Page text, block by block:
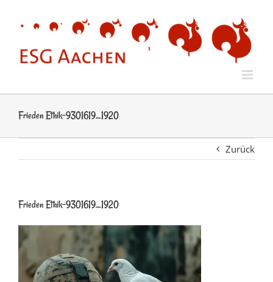
springen
Frieden Ethik-9301619_1920
Zurück
Frieden Ethik-9301619_1920